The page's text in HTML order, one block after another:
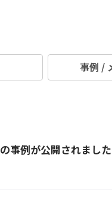
事例 /
の事例が公開されました